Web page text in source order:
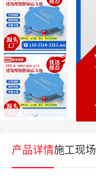
产品详情施工现场